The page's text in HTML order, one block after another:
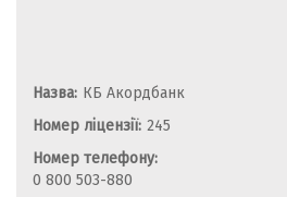
Назва: КБ Акордбанк
Номер ліцензії: 245
Номер телефону:
0 800 503-880